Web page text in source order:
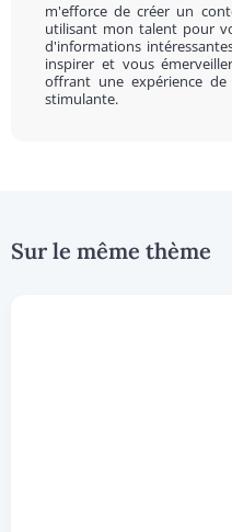
m'efforce de créer un
utilisant mon talent pour
d'informations
inspirer et vous
offrant une expérience
stimulante.
Sur le même thème